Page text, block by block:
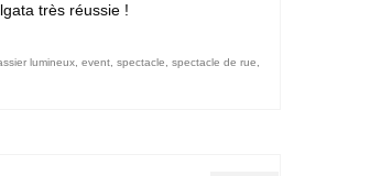
très réussie !
lumineux, event, spectacle spectacle de rue